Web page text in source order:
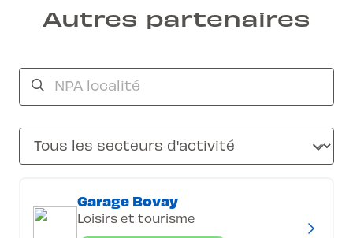
Autres partenaires
Garage Bovay
Loisirs et tourisme